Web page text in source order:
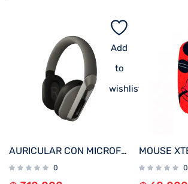
Add
to
wishlist
AURICULAR CON MICROFONO KLIP KWH-750GR STYLE HEADPH BLUETOOTH/ 1 JACK 3.5MM GRIS
0 0